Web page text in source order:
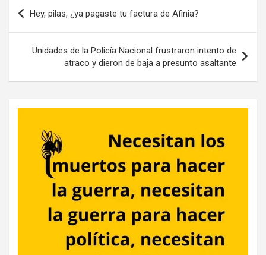
Navegación
de
entradas
Hey, pilas, ¿ya pagaste tu factura de Afinia?
Unidades de la Policía Nacional frustraron intento de
atraco y dieron de baja a presunto asaltante